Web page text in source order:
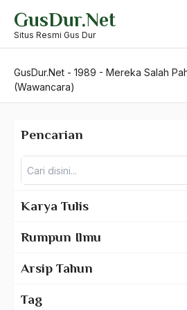
content
GusDur.Net
Situs Resmi Gus Dur
GusDur.Net - 1989 - Mereka Salah
(Wawancara)
Pencarian
Karya Tulis
Rumpun Ilmu
Arsip Tahun
Tag